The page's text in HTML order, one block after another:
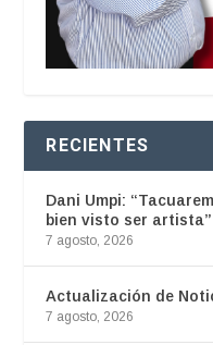
RECIENTES
Dani Umpi:
bien visto ser artista”
7 agosto, 2026
Actualización de
7 agosto, 2026